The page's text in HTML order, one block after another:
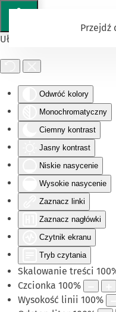
Ułatwienia dostępu
Odwróć kolory
Monochromatyczny
Ciemny kontrast
Jasny kontrast
Niskie nasycenie
Wysokie nasycenie
Zaznacz linki
Zaznacz nagłówki
Czytnik ekranu
Tryb czytania
Skalowanie treści 100
Czcionka 100%
Wysokość linii 100%
Przejdź